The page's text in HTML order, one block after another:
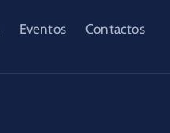
Eventos Contactos